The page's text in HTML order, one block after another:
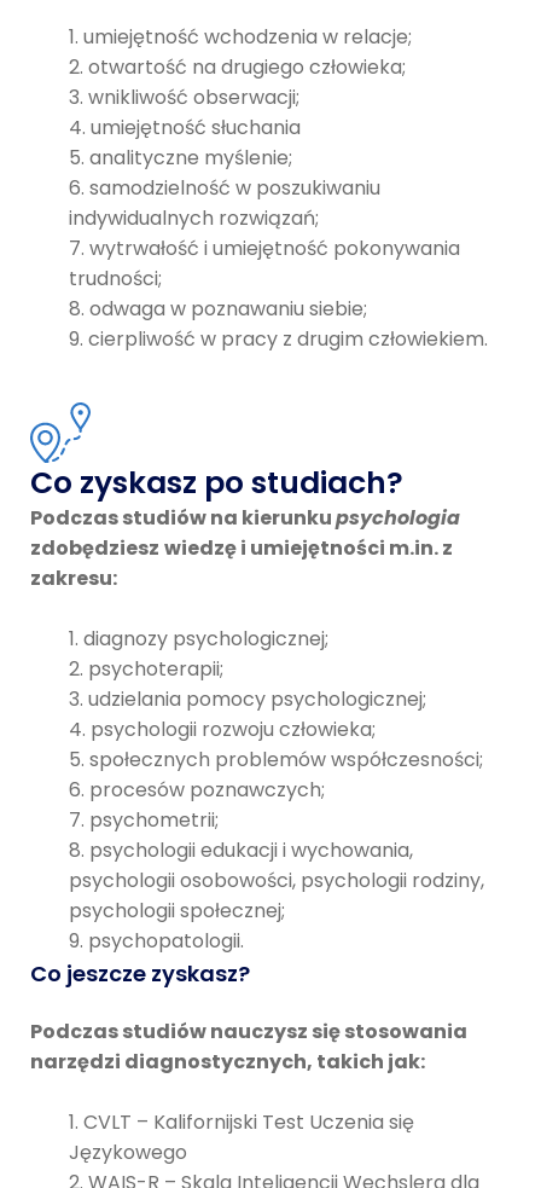
umiejętność wchodzenia w relacje;
otwartość na drugiego człowieka;
wnikliwość obserwacji;
umiejętność słuchania
analityczne myślenie;
samodzielność w poszukiwaniu
indywidualnych rozwiązań;
wytrwałość i umiejętność pokonywania
trudności;
odwaga w poznawaniu siebie;
cierpliwość w pracy z drugim człowiekiem.
Co zyskasz po studiach?
Podczas studiów na kierunkupsychologia
zdobędziesz wiedzę i umiejętności m.in. z
zakresu:
diagnozy psychologicznej;
psychoterapii;
udzielania pomocy psychologicznej;
psychologii rozwoju człowieka;
społecznych problemów współczesności;
procesów poznawczych;
psychometrii;
psychologii edukacji i wychowania,
psychologii osobowości, psychologii rodziny,
psychologii społecznej;
psychopatologii.
Co jeszcze zyskasz?
Podczas studiów nauczysz się stosowania
narzędzi diagnostycznych, takich jak:
CVLT – Kalifornijski Test Uczenia się
Językowego
WAIS-R – Skala Inteligencji Wechslera dla